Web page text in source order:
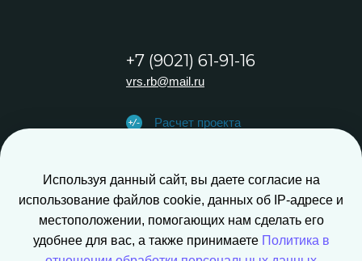
+7 (9021) 61-91-16
vrs.rb@mail.ru
Расчет проекта
Создание сайта - Pixel-Digital
Используя данный сайт, вы даете согласие на
использование файлов cookie, данных об IP-адресе и
местоположении, помогающих нам сделать его
удобнее для вас, а также принимаете Политика в